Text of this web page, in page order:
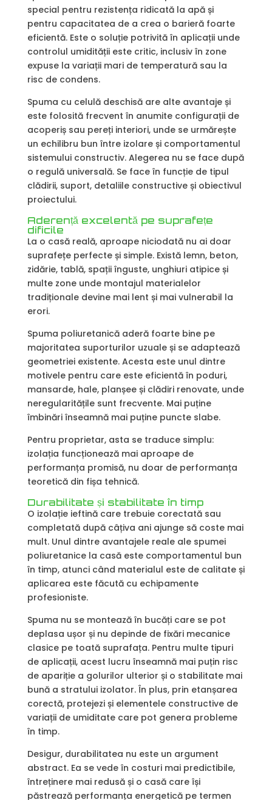
special pentru rezistența ridicată la apă și
pentru capacitatea de a crea o barieră foarte
eficientă. Este o soluție potrivită în aplicații unde
controlul umidității este critic, inclusiv în zone
expuse la variații mari de temperatură sau la
risc de condens.
Spuma cu celulă deschisă are alte avantaje și
este folosită frecvent în anumite configurații de
acoperiș sau pereți interiori, unde se urmărește
un echilibru bun între izolare și comportamentul
sistemului constructiv. Alegerea nu se face după
o regulă universală. Se face în funcție de tipul
clădirii, suport, detaliile constructive și obiectivul
proiectului.
Aderență excelentă pe suprafețe
dificile
La o casă reală, aproape niciodată nu ai doar
suprafețe perfecte și simple. Există lemn, beton,
zidărie, tablă, spații înguste, unghiuri atipice și
multe zone unde montajul materialelor
tradiționale devine mai lent și mai vulnerabil la
erori.
Spuma poliuretanică aderă foarte bine pe
majoritatea suporturilor uzuale și se adaptează
geometriei existente. Acesta este unul dintre
motivele pentru care este eficientă în poduri,
mansarde, hale, planșee și clădiri renovate, unde
neregularitățile sunt frecvente. Mai puține
îmbinări înseamnă mai puține puncte slabe.
Pentru proprietar, asta se traduce simplu:
izolația funcționează mai aproape de
performanța promisă, nu doar de performanța
teoretică din fișa tehnică.
Durabilitate și stabilitate în timp
O izolație ieftină care trebuie corectată sau
completată după câțiva ani ajunge să coste mai
mult. Unul dintre avantajele reale ale spumei
poliuretanice la casă este comportamentul bun
în timp, atunci când materialul este de calitate și
aplicarea este făcută cu echipamente
profesioniste.
Spuma nu se montează în bucăți care se pot
deplasa ușor și nu depinde de fixări mecanice
clasice pe toată suprafața. Pentru multe tipuri
de aplicații, acest lucru înseamnă mai puțin risc
de apariție a golurilor ulterior și o stabilitate mai
bună a stratului izolator. În plus, prin etanșarea
corectă, protejezi și elementele constructive de
variații de umiditate care pot genera probleme
în timp.
Desigur, durabilitatea nu este un argument
abstract. Ea se vede în costuri mai predictibile,
întreținere mai redusă și o casă care își
păstrează performanța energetică pe termen